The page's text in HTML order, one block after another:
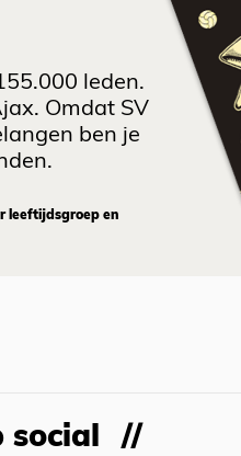
leden.
Omdat SV
ben je
leeftijdsgroep en
social